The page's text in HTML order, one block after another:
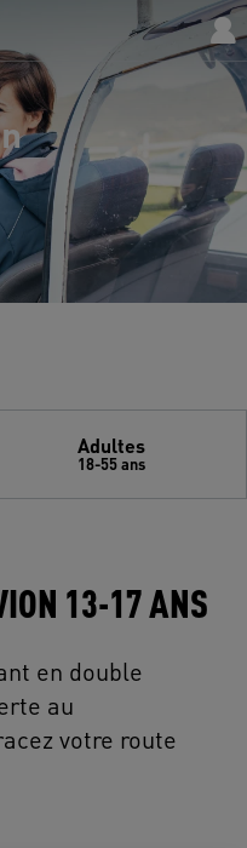
Adultes
18-55 ans
13-17 ANS
en double
au
votre route